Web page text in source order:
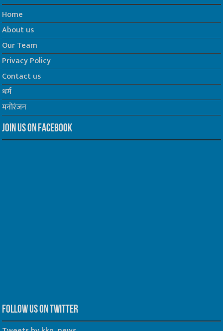
Home
About us
Our Team
Privacy Policy
Contact us
धर्म
मनोरंजन
Join us on Facebook
Follow us on Twitter